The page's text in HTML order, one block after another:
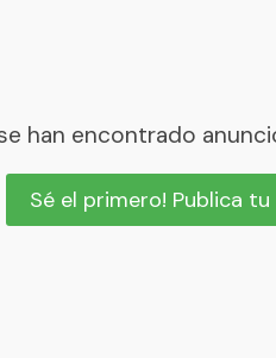
han encontrado
Sé el primero! Publica